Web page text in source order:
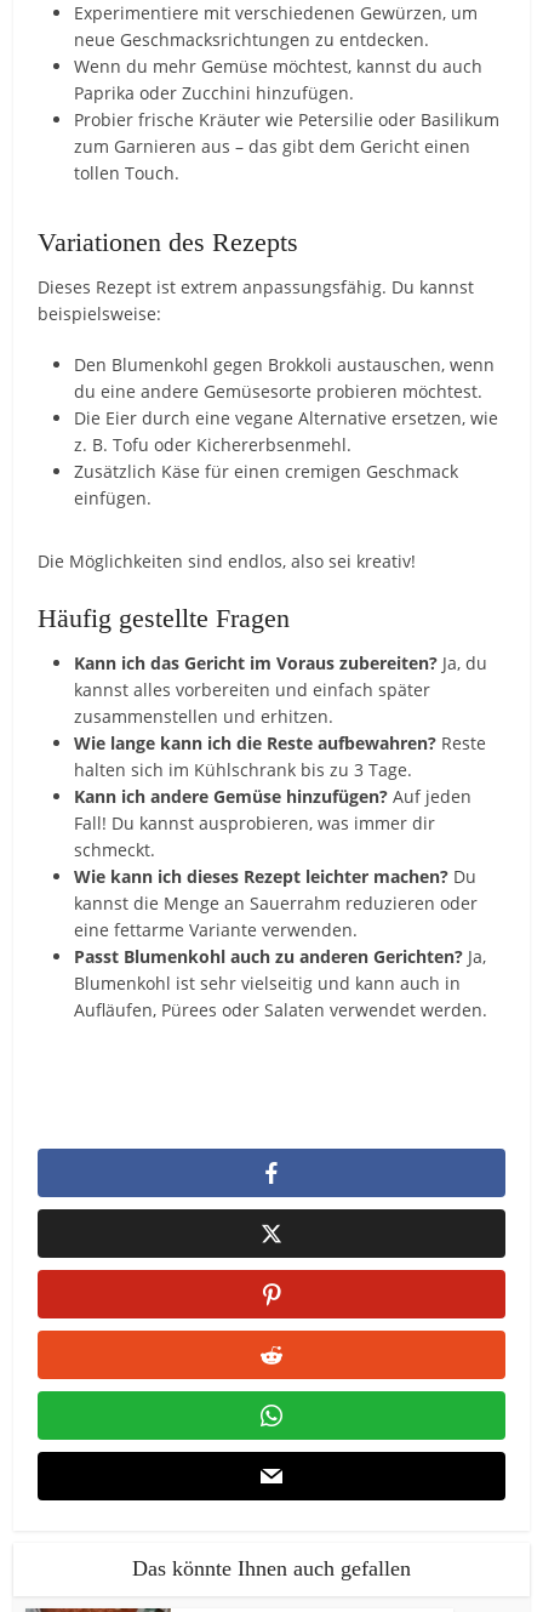
Experimentiere mit verschiedenen Gewürzen, um
neue Geschmacksrichtungen zu entdecken.
Wenn du mehr Gemüse möchtest, kannst du auch
Paprika oder Zucchini hinzufügen.
Probier frische Kräuter wie Petersilie oder Basilikum
zum Garnieren aus – das gibt dem Gericht einen
tollen Touch.
Variationen des Rezepts
Dieses Rezept ist extrem anpassungsfähig. Du kannst
beispielsweise:
Den Blumenkohl gegen Brokkoli austauschen, wenn
du eine andere Gemüsesorte probieren möchtest.
Die Eier durch eine vegane Alternative ersetzen, wie
z. B. Tofu oder Kichererbsenmehl.
Zusätzlich Käse für einen cremigen Geschmack
einfügen.
Die Möglichkeiten sind endlos, also sei kreativ!
Häufig gestellte Fragen
Kann ich das Gericht im Voraus zubereiten? Ja, du
kannst alles vorbereiten und einfach später
zusammenstellen und erhitzen.
Wie lange kann ich die Reste aufbewahren? Reste
halten sich im Kühlschrank bis zu 3 Tage.
Kann ich andere Gemüse hinzufügen? Auf jeden
Fall! Du kannst ausprobieren, was immer dir
schmeckt.
Wie kann ich dieses Rezept leichter machen? Du
kannst die Menge an Sauerrahm reduzieren oder
eine fettarme Variante verwenden.
Passt Blumenkohl auch zu anderen Gerichten? Ja,
Blumenkohl ist sehr vielseitig und kann auch in
Aufläufen, Pürees oder Salaten verwendet werden.
Das könnte Ihnen auch gefallen